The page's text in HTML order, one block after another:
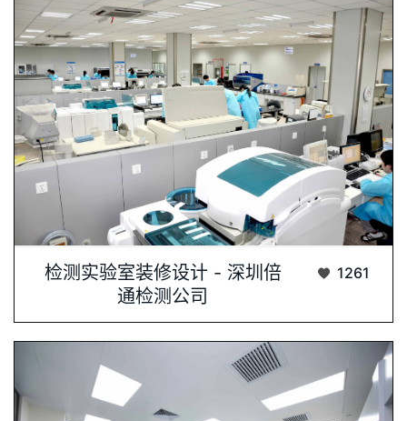
检测实验室装修设计 - 深圳倍
通检测公司
1261